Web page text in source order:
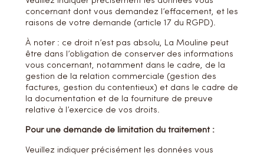
concernant dont vous demandez l’effacement, et les
raisons de votre demande (article 17 du RGPD).
À noter : ce droit n’est pas absolu, La Mouline peut
être dans l’obligation de conserver des informations
vous concernant, notamment dans le cadre, de la
gestion de la relation commerciale (gestion des
factures, gestion du contentieux) et dans le cadre de
la documentation et de la fourniture de preuve
relative à l’exercice de vos droits.
Pour une demande de limitation du traitement :
Veuillez indiquer précisément les données vous